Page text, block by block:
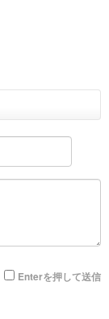
Enterを押して送信